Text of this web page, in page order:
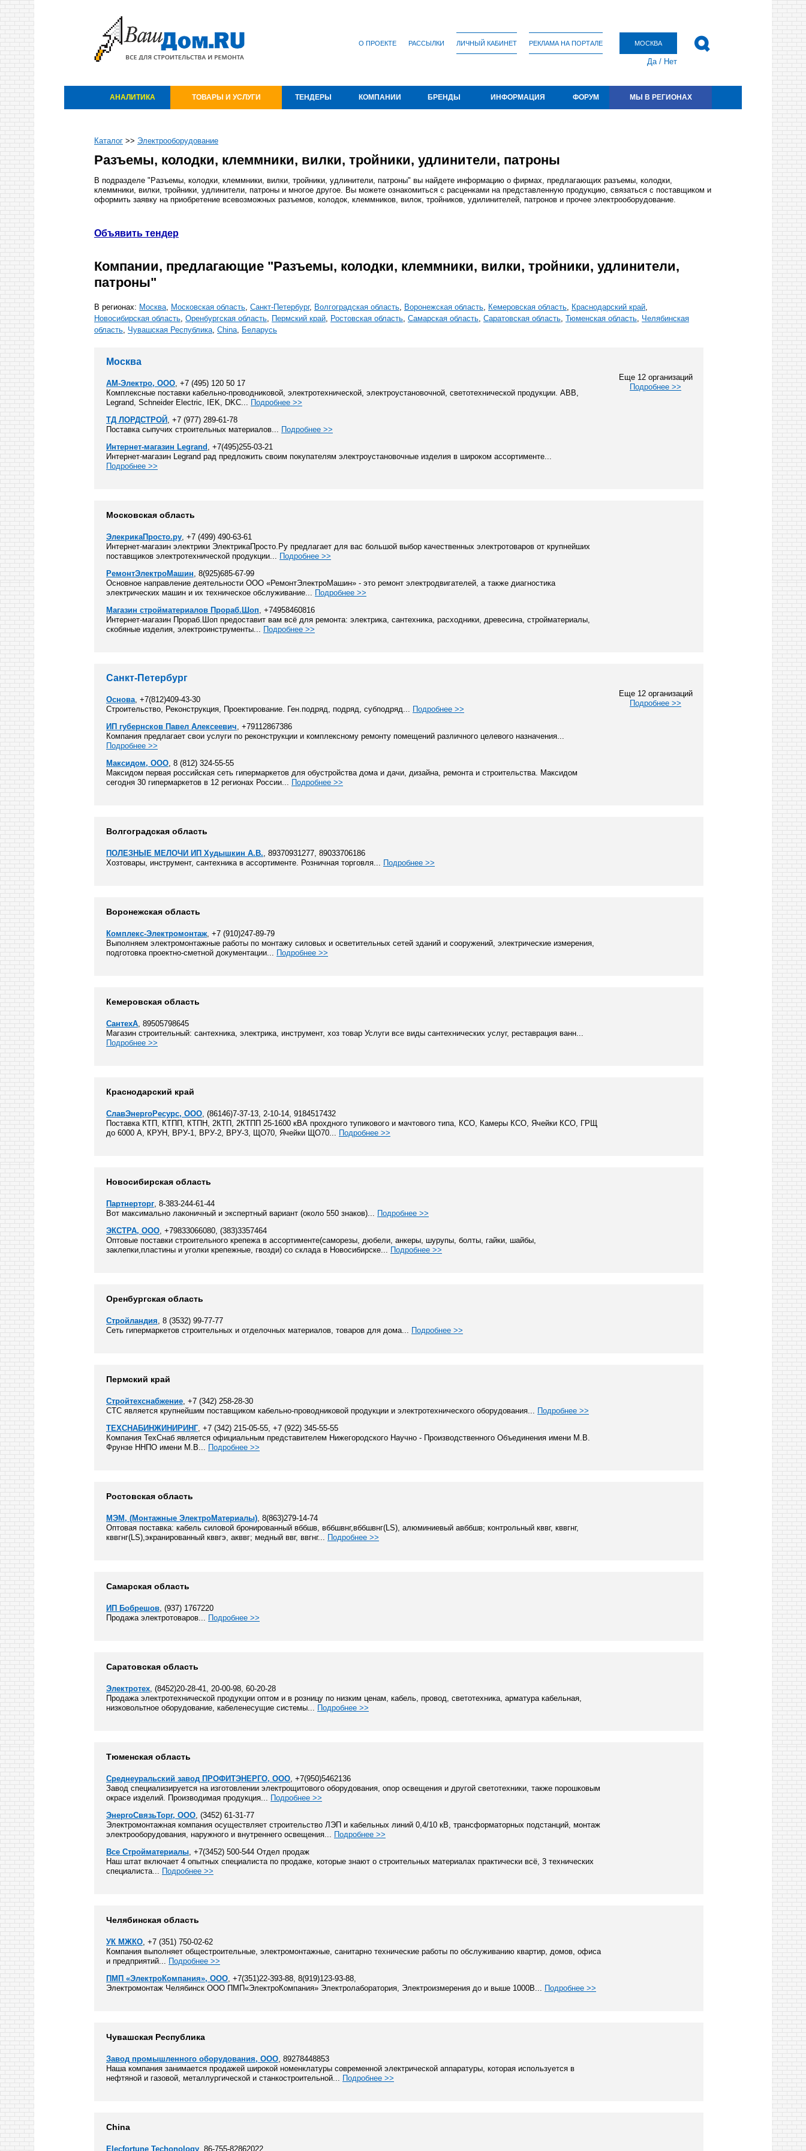
О ПРОЕКТЕ РАССЫЛКИ ЛИЧНЫЙ КАБИНЕТ РЕКЛАМА НА ПОРТАЛЕ МОСКВА
Да/ Нет
АНАЛИТИКА ТОВАРЫ И УСЛУГИ ТЕНДЕРЫ КОМПАНИИ БРЕНДЫ ИНФОРМАЦИЯ ФОРУМ МЫ В РЕГИОНАХ
Каталог >> Электрооборудование
Разъемы, колодки, клеммники, вилки, тройники, удлинители, патроны
В подразделе "Разъемы, колодки, клеммники, вилки, тройники, удлинители, патроны" вы найдете информацию о фирмах, предлагающих разъемы, колодки,
клеммники, вилки, тройники, удлинители, патроны и многое другое. Вы можете ознакомиться с расценками на представленную продукцию, связаться с поставщиком и
оформить заявку на приобретение всевозможных разъемов, колодок, клеммников, вилок, тройников, удилинителей, патронов и прочее электрооборудование.
Объявить тендер
Компании, предлагающие "Разъемы, колодки, клеммники, вилки, тройники, удлинители,
патроны"
В регионах: Москва, Московская область, Санкт-Петербург, Волгоградская область, Воронежская область, Кемеровская область, Краснодарский край,
Новосибирская область, Оренбургская область, Пермский край, Ростовская область, Самарская область, Саратовская область, Тюменская область, Челябинская
область, Чувашская Республика, China, Беларусь
Еще 12 организаций
Подробнее >>
Москва
АМ-Электро, ООО, +7 (495) 120 50 17
Комплексные поставки кабельно-проводниковой, электротехнической, электроустановочной, светотехнической продукции. ABB,
Legrand, Schneider Electric, IEK, DKC... Подробнее >>
ТД ЛОРДСТРОЙ , +7 (977) 289-61-78
Поставка сыпучих строительных материалов... Подробнее >>
Интернет-магазин Legrand , +7(495)255-03-21
Интернет-магазин Legrand рад предложить своим покупателям электроустановочные изделия в широком ассортименте...
Подробнее >>
Московская область
ЭлекрикаПросто.ру, +7 (499) 490-63-61
Интернет-магазин электрики ЭлектрикаПросто.Ру предлагает для вас большой выбор качественных электротоваров от крупнейших
поставщиков электротехнической продукции... Подробнее >>
РемонтЭлектроМашин, 8(925)685-67-99
Основное направление деятельности OOO «РемонтЭлектроМашин» - это ремонт электродвигателей, а также диагностика
электрических машин и их техническое обслуживание... Подробнее >>
Магазин стройматериалов Прораб.Шоп, +74958460816
Интернет-магазин Прораб.Шоп предоставит вам всё для ремонта: электрика, сантехника, расходники, древесина, стройматериалы,
скобяные изделия, электроинструменты... Подробнее >>
Еще 12 организаций
Подробнее >>
Санкт-Петербург
Основа, +7(812)409-43-30
Строительство, Реконструкция, Проектирование. Ген.подряд, подряд, субподряд... Подробнее >>
ИП губернсков Павел Алексеевич, +79112867386
Компания предлагает свои услуги по реконструкции и комплексному ремонту помещений различного целевого назначения...
Подробнее >>
Максидом, ООО, 8 (812) 324-55-55
Максидом первая российская сеть гипермаркетов для обустройства дома и дачи, дизайна, ремонта и строительства. Максидом
сегодня 30 гипермаркетов в 12 регионах России... Подробнее >>
Волгоградская область
ПОЛЕЗНЫЕ МЕЛОЧИ ИП Худышкин А.В., 89370931277, 89033706186
Хозтовары, инструмент, сантехника в ассортименте. Розничная торговля... Подробнее >>
Воронежская область
Комплекс-Электромонтаж, +7 (910)247-89-79
Выполняем электромонтажные работы по монтажу силовых и осветительных сетей зданий и сооружений, электрические измерения,
подготовка проектно-сметной документации... Подробнее >>
Кемеровская область
СантехА, 89505798645
Магазин строительный: сантехника, электрика, инструмент, хоз товар Услуги все виды сантехнических услуг, реставрация ванн...
Подробнее >>
Краснодарский край
СлавЭнергоРесурс, ООО, (86146)7-37-13, 2-10-14, 9184517432
Поставка КТП, КТПП, КТПН, 2КТП, 2КТПП 25-1600 кВА прохдного тупикового и мачтового типа, КСО, Камеры КСО, Ячейки КСО, ГРЩ
до 6000 А, КРУН, ВРУ-1, ВРУ-2, ВРУ-3, ЩО70, Ячейки ЩО70... Подробнее >>
Новосибирская область
Партнерторг, 8-383-244-61-44
Вот максимально лаконичный и экспертный вариант (около 550 знаков)... Подробнее >>
ЭКСТРА, ООО, +79833066080, (383)3357464
Оптовые поставки строительного крепежа в ассортименте(саморезы, дюбели, анкеры, шурупы, болты, гайки, шайбы,
заклепки,пластины и уголки крепежные, гвозди) со склада в Новосибирске... Подробнее >>
Оренбургская область
Стройландия, 8 (3532) 99-77-77
Сеть гипермаркетов строительных и отделочных материалов, товаров для дома... Подробнее >>
Пермский край
Стройтехснабжение, +7 (342) 258-28-30
СТС является крупнейшим поставщиком кабельно-проводниковой продукции и электротехнического оборудования... Подробнее >>
ТЕХСНАБИНЖИНИРИНГ, +7 (342) 215-05-55, +7 (922) 345-55-55
Компания ТехСнаб является официальным представителем Нижегородского Научно - Производственного Объединения имени М.В.
Фрунзе ННПО имени М.В... Подробнее >>
Ростовская область
МЭМ, (Монтажные ЭлектроМатериалы), 8(863)279-14-74
Оптовая поставка: кабель силовой бронированный вббшв, вббшвнг,вббшвнг(LS), алюминиевый авббшв; контрольный кввг, кввгнг,
кввгнг(LS),экранированный кввгэ, акввг; медный ввг, ввгнг... Подробнее >>
Самарская область
ИП Бобрешов, (937) 1767220
Продажа электротоваров... Подробнее >>
Саратовская область
Электротех, (8452)20-28-41, 20-00-98, 60-20-28
Продажа электротехнической продукции оптом и в розницу по низким ценам, кабель, провод, светотехника, арматура кабельная,
низковольтное оборудование, кабеленесущие системы... Подробнее >>
Тюменская область
Среднеуральский завод ПРОФИТЭНЕРГО, ООО, +7(950)5462136
Завод специализируется на изготовлении электрощитового оборудования, опор освещения и другой светотехники, также порошковым
окрасе изделий. Производимая продукция... Подробнее >>
ЭнергоСвязьТорг, ООО, (3452) 61-31-77
Электромонтажная компания осуществляет строительство ЛЭП и кабельных линий 0,4/10 кВ, трансформаторных подстанций, монтаж
электрооборудования, наружного и внутреннего освещения... Подробнее >>
Все Стройматериалы, +7(3452) 500-544 Отдел продаж
Наш штат включает 4 опытных специалиста по продаже, которые знают о строительных материалах практически всё, 3 технических
специалиста... Подробнее >>
Челябинская область
УК МЖКО, +7 (351) 750-02-62
Компания выполняет общестроительные, электромонтажные, санитарно технические работы по обслуживанию квартир, домов, офиса
и предприятий... Подробнее >>
ПМП «ЭлектроКомпания», ООО, +7(351)22-393-88, 8(919)123-93-88,
Электромонтаж Челябинск ООО ПМП«ЭлектроКомпания» Электролаборатория, Электроизмерения до и выше 1000В... Подробнее >>
Чувашская Республика
Завод промышленного оборудования, ООО, 89278448853
Наша компания занимается продажей широкой номенклатуры современной электрической аппаратуры, которая используется в
нефтяной и газовой, металлургической и станкостроительной... Подробнее >>
China
Elecfortune Techonology , 86-755-82862022